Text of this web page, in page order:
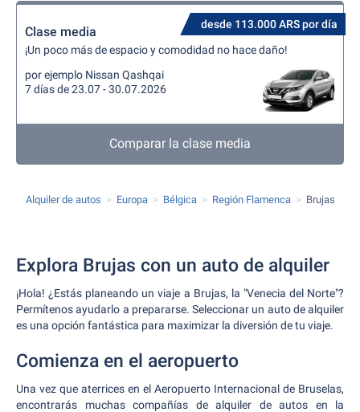
desde 113.000 ARS por día
Clase media
¡Un poco más de espacio y comodidad no hace daño!
por ejemplo Nissan Qashqai
7 días de 23.07 - 30.07.2026
Comparar la clase media
Alquiler de autos Europa Bélgica Región Flamenca Brujas
Explora Brujas con un auto de alquiler
¡Hola! ¿Estás planeando un viaje a Brujas, la "Venecia del Norte"?
Permítenos ayudarlo a prepararse. Seleccionar un auto de alquiler
es una opción fantástica para maximizar la diversión de tu viaje.
Comienza en el aeropuerto
Una vez que aterrices en el Aeropuerto Internacional de Bruselas,
encontrarás muchas compañías de alquiler de autos en la